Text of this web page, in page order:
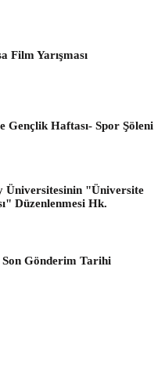
Film Yarışması
Gençlik Haftası- Spor Şöleni
Üniversitesinin "Üniversite
Düzenlenmesi Hk.
Gönderim Tarihi